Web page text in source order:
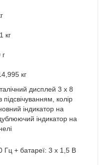
кг
г
кг
дисплей 3 х 8
підсвічуванням, колір
індикатор на
індикатор на
Гц + батареї: 3 х 1,5 В